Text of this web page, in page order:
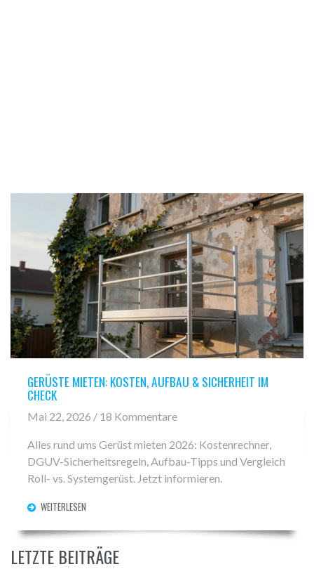
GERÜSTE MIETEN: KOSTEN, AUFBAU & SICHERHEIT IM
CHECK
Mai 22, 2026 / 18 Kommentare
Alles rund ums Gerüst mieten 2026: Kostenrechner,
DGUV-Sicherheitsregeln, Aufbau-Tipps und Vergleich
Roll- vs. Systemgerüst. Jetzt informieren.
WEITERLESEN
LETZTE BEITRÄGE